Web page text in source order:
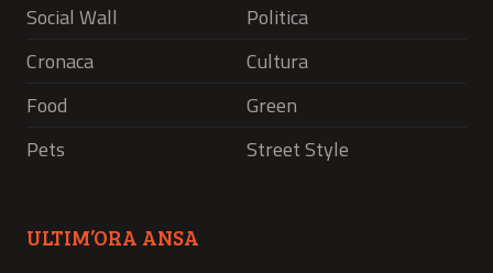
Social Wall
Politica
Cronaca
Cultura
Food
Green
Pets
Street Style
ULTIM’ORA ANSA